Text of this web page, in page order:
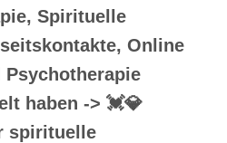
Spirituelle
Online
Psychotherapie
haben -> 💓️💎
spirituelle